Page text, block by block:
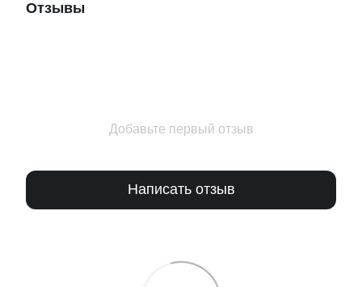
Отзывы
Добавьте первый отзыв
Написать отзыв